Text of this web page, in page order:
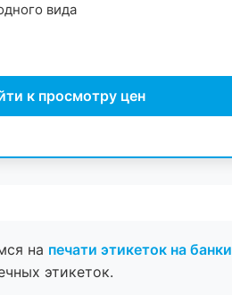
вида
к просмотру цен
на печати этикеток на банки
этикеток.